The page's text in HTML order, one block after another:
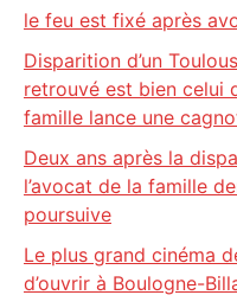
le feu est fixé après
Disparition d’un
retrouvé est bien celui
famille lance une
Deux ans après la
l’avocat de la famille
poursuive
Le plus grand cinéma
d’ouvrir à Boulogne-